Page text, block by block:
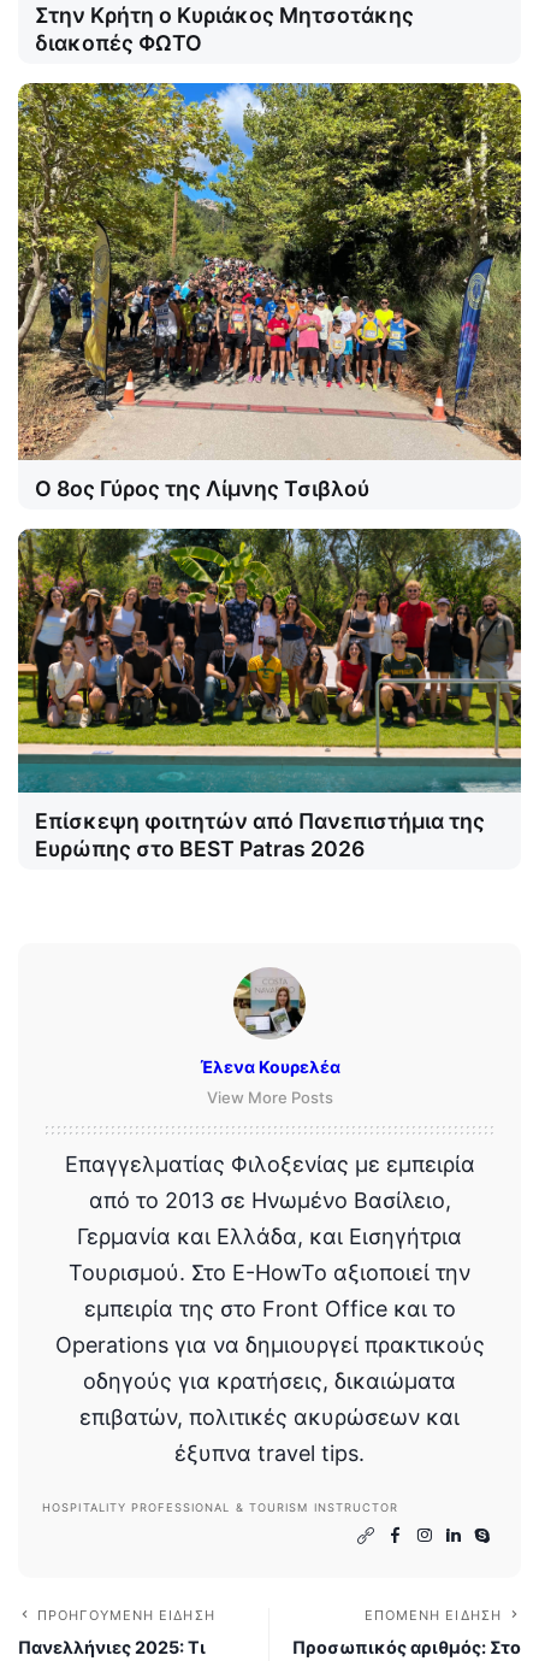
Στην Κρήτη ο Κυριάκος Μητσοτάκης
διακοπές ΦΩΤΟ
Ο 8ος Γύρος της Λίμνης Τσιβλού
Επίσκεψη φοιτητών από Πανεπιστήμια της
Ευρώπης στο BEST Patras 2026
Έλενα Κουρελέα
View More Posts
Επαγγελματίας Φιλοξενίας με εμπειρία
από το 2013 σε Ηνωμένο Βασίλειο,
Γερμανία και Ελλάδα, και Εισηγήτρια
Τουρισμού. Στο E-HowTo αξιοποιεί την
εμπειρία της στο Front Office και το
Operations για να δημιουργεί πρακτικούς
οδηγούς για κρατήσεις, δικαιώματα
επιβατών, πολιτικές ακυρώσεων και
έξυπνα travel tips.
HOSPITALITY PROFESSIONAL & TOURISM INSTRUCTOR
ΠΡΟΗΓΟΎΜΕΝΗ ΕΊΔΗΣΗ
Πανελλήνιες 2025: Τι
ΕΠΌΜΕΝΗ ΕΊΔΗΣΗ
Προσωπικός αριθμός: Στο